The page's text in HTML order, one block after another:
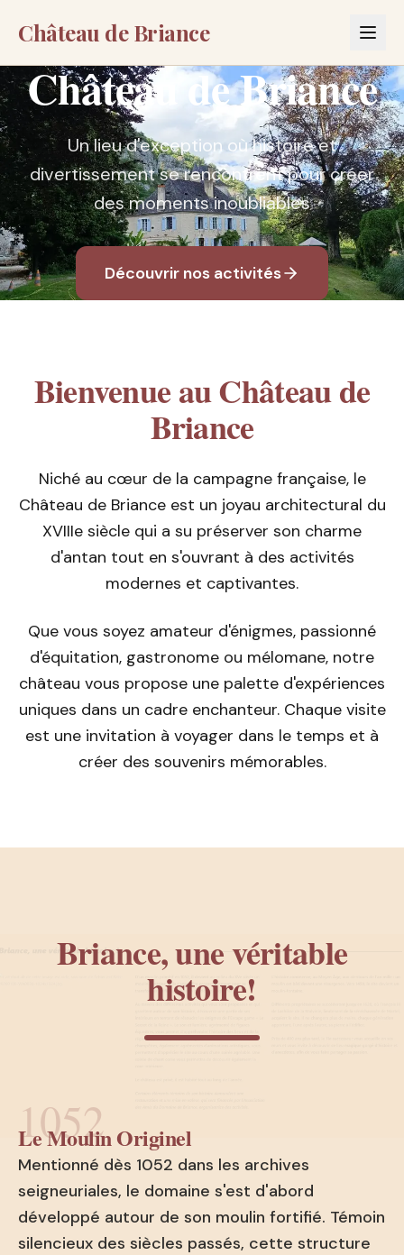
Château de Briance
Château de Briance
Un lieu d'exception où histoire et
divertissement se rencontrent pour créer
des moments inoubliables
Découvrir nos activités
Bienvenue au Château de
Briance
Niché au cœur de la campagne française, le
Château de Briance est un joyau architectural du
XVIIIe siècle qui a su préserver son charme
d'antan tout en s'ouvrant à des activités
modernes et captivantes.
Que vous soyez amateur d'énigmes, passionné
d'équitation, gastronome ou mélomane, notre
château vous propose une palette d'expériences
uniques dans un cadre enchanteur. Chaque visite
est une invitation à voyager dans le temps et à
créer des souvenirs mémorables.
Briance, une véritable
histoire!
1052
Le Moulin Originel
Mentionné dès 1052 dans les archives
seigneuriales, le domaine s'est d'abord
développé autour de son moulin fortifié. Témoin
silencieux des siècles passés, cette structure